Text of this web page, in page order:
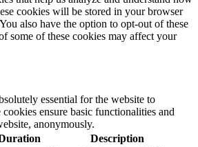
cookies will be stored in your browser
also have the option to opt-out of these
some of these cookies may affect your
essential for the website to
ensure basic functionalities and
anonymously.
Description